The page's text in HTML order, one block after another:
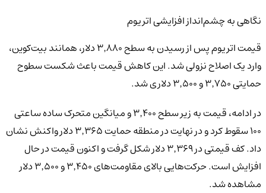
نگاهی به چشم‌انداز افزایشی اتریوم
قیمت اتریوم پس از رسیدن به سطح ۳٬۸۸۰ دلار، همانند بیت‌کوین،
وارد یک اصلاح نزولی شد. این کاهش قیمت باعث شکست سطوح
حمایتی ۳٬۷۵۰ و ۳٬۵۰۰ دلاری شد.
در ادامه، قیمت به زیر سطح ۳٬۴۰۰ و میانگین متحرک ساده ساعتی
۱۰۰ سقوط کرد و در نهایت در منطقه حمایت ۳٬۳۶۵ دلار واکنش نشان
داد. کف قیمتی در ۳٬۳۶۹ دلار شکل گرفت و اکنون قیمت در حال
افزایش است. حرکت‌هایی بالای مقاومت‌های ۳٬۴۵۰ و ۳٬۵۰۰ دلار
مشاهده شد.